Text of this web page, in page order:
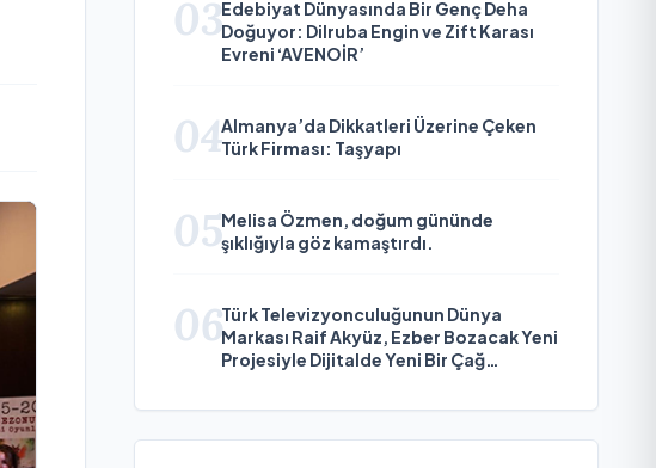
03Edebiyat Dünyasında Bir Genç Deha
Doğuyor: Dilruba Engin ve Zift Karası
Evreni ‘AVENOİR’
04Almanya’da Dikkatleri Üzerine Çeken
Türk Firması: Taşyapı
05Melisa Özmen, doğum gününde
şıklığıyla göz kamaştırdı.
06Türk Televizyonculuğunun Dünya
Markası Raif Akyüz, Ezber Bozacak Yeni
Projesiyle Dijitalde Yeni Bir Çağ